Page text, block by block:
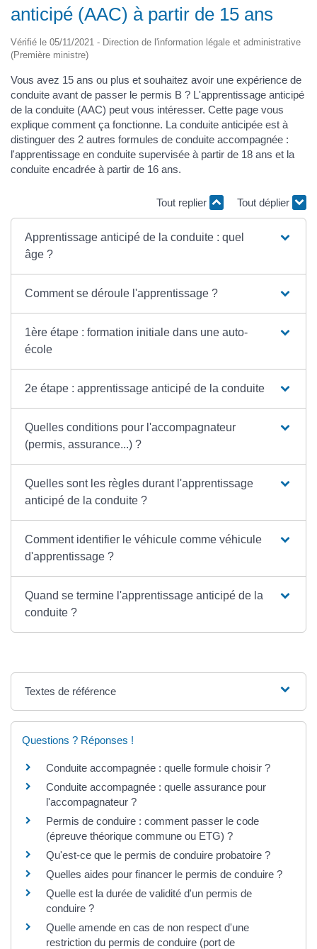
anticipé (AAC) à partir de 15 ans
Vérifié le 05/11/2021 - Direction de l'information légale et administrative
(Première ministre)
Vous avez 15 ans ou plus et souhaitez avoir une expérience de
conduite avant de passer le permis B ? L'apprentissage anticipé
de la conduite (AAC) peut vous intéresser. Cette page vous
explique comment ça fonctionne. La conduite anticipée est à
distinguer des 2 autres formules de conduite accompagnée :
l'apprentissage en conduite supervisée à partir de 18 ans et la
conduite encadrée à partir de 16 ans.
Tout replier Tout déplier
Apprentissage anticipé de la conduite : quel
âge ?
Comment se déroule l'apprentissage ?
1ère étape : formation initiale dans une auto-
école
2e étape : apprentissage anticipé de la conduite
Quelles conditions pour l'accompagnateur
(permis, assurance...) ?
Quelles sont les règles durant l'apprentissage
anticipé de la conduite ?
Comment identifier le véhicule comme véhicule
d'apprentissage ?
Quand se termine l'apprentissage anticipé de la
conduite ?
Textes de référence
Questions ? Réponses !
Conduite accompagnée : quelle formule choisir ?
Conduite accompagnée : quelle assurance pour
l'accompagnateur ?
Permis de conduire : comment passer le code
(épreuve théorique commune ou ETG) ?
Qu'est-ce que le permis de conduire probatoire ?
Quelles aides pour financer le permis de conduire ?
Quelle est la durée de validité d'un permis de
conduire ?
Quelle amende en cas de non respect d'une
restriction du permis de conduire (port de